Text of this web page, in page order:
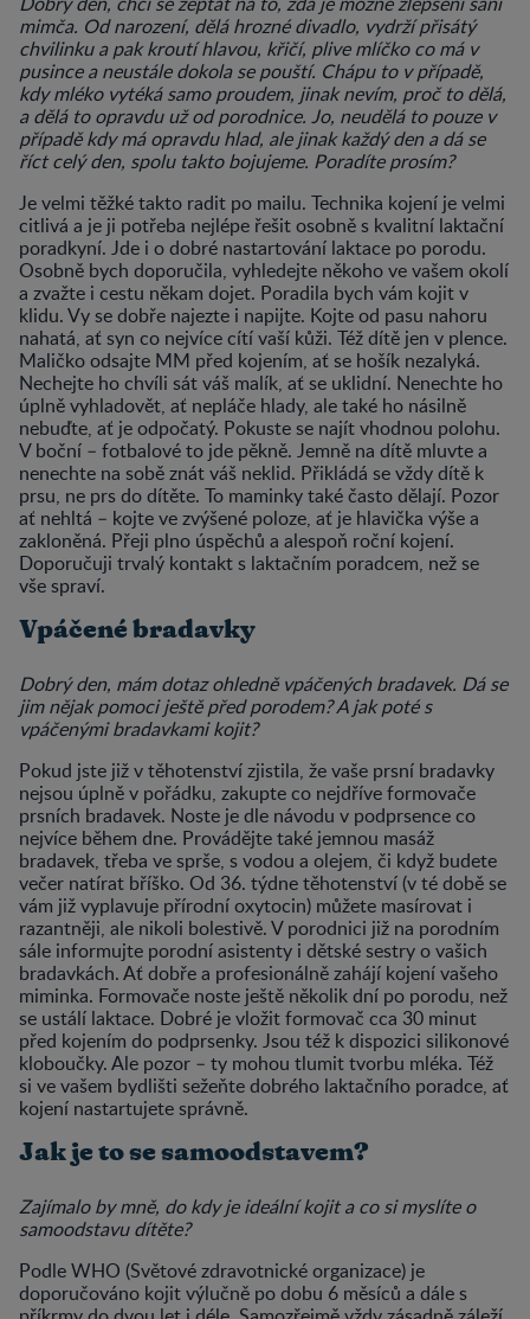
mimča. Od narození, dělá hrozné divadlo, vydrží přisátý
chvilinku a pak kroutí hlavou, křičí, plive mlíčko co má v
pusince a neustále dokola se pouští. Chápu to v případě,
kdy mléko vytéká samo proudem, jinak nevím, proč to dělá,
a dělá to opravdu už od porodnice. Jo, neudělá to pouze v
případě kdy má opravdu hlad, ale jinak každý den a dá se
říct celý den, spolu takto bojujeme. Poradíte prosím?
Je velmi těžké takto radit po mailu. Technika kojení je velmi
citlivá a je ji potřeba nejlépe řešit osobně s kvalitní laktační
poradkyní. Jde i o dobré nastartování laktace po porodu.
Osobně bych doporučila, vyhledejte někoho ve vašem okolí
a zvažte i cestu někam dojet. Poradila bych vám kojit v
klidu. Vy se dobře najezte i napijte. Kojte od pasu nahoru
nahatá, ať syn co nejvíce cítí vaší kůži. Též dítě jen v plence.
Maličko odsajte MM před kojením, ať se hošík nezalyká.
Nechejte ho chvíli sát váš malík, ať se uklidní. Nenechte ho
úplně vyhladovět, ať nepláče hlady, ale také ho násilně
nebuďte, ať je odpočatý. Pokuste se najít vhodnou polohu.
V boční – fotbalové to jde pěkně. Jemně na dítě mluvte a
nenechte na sobě znát váš neklid. Přikládá se vždy dítě k
prsu, ne prs do dítěte. To maminky také často dělají. Pozor
ať nehltá – kojte ve zvýšené poloze, ať je hlavička výše a
zakloněná. Přeji plno úspěchů a alespoň roční kojení.
Doporučuji trvalý kontakt s laktačním poradcem, než se
vše spraví.
Vpáčené bradavky
Dobrý den, mám dotaz ohledně vpáčených bradavek. Dá se
jim nějak pomoci ještě před porodem? A jak poté s
vpáčenými bradavkami kojit?
Pokud jste již v těhotenství zjistila, že vaše prsní bradavky
nejsou úplně v pořádku, zakupte co nejdříve formovače
prsních bradavek. Noste je dle návodu v podprsence co
nejvíce během dne. Provádějte také jemnou masáž
bradavek, třeba ve sprše, s vodou a olejem, či když budete
večer natírat bříško. Od 36. týdne těhotenství (v té době se
vám již vyplavuje přírodní oxytocin) můžete masírovat i
razantněji, ale nikoli bolestivě. V porodnici již na porodním
sále informujte porodní asistenty i dětské sestry o vašich
bradavkách. Ať dobře a profesionálně zahájí kojení vašeho
miminka. Formovače noste ještě několik dní po porodu, než
se ustálí laktace. Dobré je vložit formovač cca 30 minut
před kojením do podprsenky. Jsou též k dispozici silikonové
kloboučky. Ale pozor – ty mohou tlumit tvorbu mléka. Též
si ve vašem bydlišti sežeňte dobrého laktačního poradce, ať
kojení nastartujete správně.
Jak je to se samoodstavem?
Zajímalo by mně, do kdy je ideální kojit a co si myslíte o
samoodstavu dítěte?
Podle WHO (Světové zdravotnické organizace) je
doporučováno kojit výlučně po dobu 6 měsíců a dále s